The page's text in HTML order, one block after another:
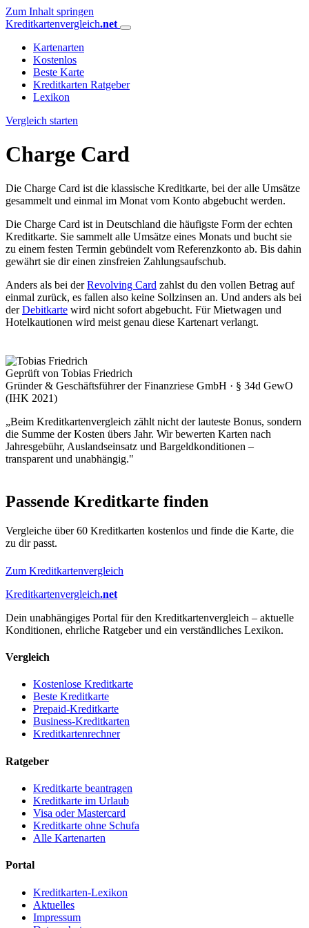
Zum Inhalt springen
Kreditkartenvergleich.net
Kartenarten
Kostenlos
Beste Karte
Kreditkarten Ratgeber
Lexikon
Vergleich starten
Charge Card
Die Charge Card ist die klassische Kreditkarte, bei der alle Umsätze
gesammelt und einmal im Monat vom Konto abgebucht werden.
Die Charge Card ist in Deutschland die häufigste Form der echten
Kreditkarte. Sie sammelt alle Umsätze eines Monats und bucht sie
zu einem festen Termin gebündelt vom Referenzkonto ab. Bis dahin
gewährt sie dir einen zinsfreien Zahlungsaufschub.
Anders als bei derRevolving Card zahlst du den vollen Betrag auf
einmal zurück, es fallen also keine Sollzinsen an. Und anders als bei
derDebitkarte wird nicht sofort abgebucht. Für Mietwagen und
Hotelkautionen wird meist genau diese Kartenart verlangt.
Geprüft von Tobias Friedrich
Gründer & Geschäftsführer der Finanzriese GmbH · § 34d GewO
(IHK 2021)
„Beim Kreditkartenvergleich zählt nicht der lauteste Bonus, sondern
die Summe der Kosten übers Jahr. Wir bewerten Karten nach
Jahresgebühr, Auslandseinsatz und Bargeldkonditionen –
transparent und unabhängig."
Passende Kreditkarte finden
Vergleiche über 60 Kreditkarten kostenlos und finde die Karte, die
zu dir passt.
Zum Kreditkartenvergleich
Kreditkartenvergleich.net
Dein unabhängiges Portal für den Kreditkartenvergleich – aktuelle
Konditionen, ehrliche Ratgeber und ein verständliches Lexikon.
Vergleich
Kostenlose Kreditkarte
Beste Kreditkarte
Prepaid-Kreditkarte
Business-Kreditkarten
Kreditkartenrechner
Ratgeber
Kreditkarte beantragen
Kreditkarte im Urlaub
Visa oder Mastercard
Kreditkarte ohne Schufa
Alle Kartenarten
Portal
Kreditkarten-Lexikon
Aktuelles
Impressum